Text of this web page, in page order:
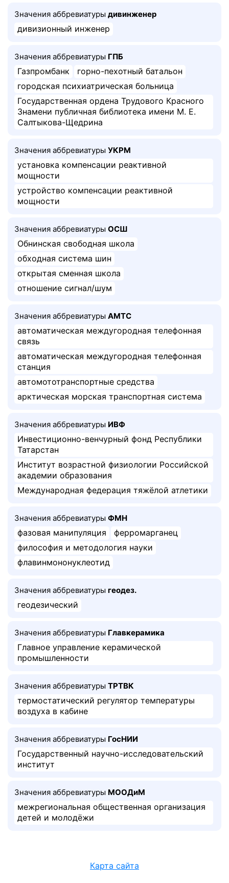
Значения аббревиатуры дивинженер
дивизионный инженер
Значения аббревиатуры ГПБ
Газпромбанк
горно-пехотный батальон
городская психиатрическая больница
Государственная ордена Трудового Красного
Знамени публичная библиотека имени М. Е.
Салтыкова-Щедрина
Значения аббревиатуры УКРМ
установка компенсации реактивной
мощности
устройство компенсации реактивной
мощности
Значения аббревиатуры ОСШ
Обнинская свободная школа
обходная система шин
открытая сменная школа
отношение сигнал/шум
Значения аббревиатуры АМТС
автоматическая междугородная телефонная
связь
автоматическая междугородная телефонная
станция
автомототранспортные средства
арктическая морская транспортная система
Значения аббревиатуры ИВФ
Инвестиционно-венчурный фонд Республики
Татарстан
Институт возрастной физиологии Российской
академии образования
Международная федерация тяжёлой атлетики
Значения аббревиатуры ФМН
фазовая манипуляция
ферромарганец
философия и методология науки
флавинмононуклеотид
Значения аббревиатуры геодез.
геодезический
Значения аббревиатуры Главкерамика
Главное управление керамической
промышленности
Значения аббревиатуры ТРТВК
термостатический регулятор температуры
воздуха в кабине
Значения аббревиатуры ГосНИИ
Государственный научно-исследовательский
институт
Значения аббревиатуры МООДиМ
межрегиональная общественная организация
детей и молодёжи
Карта сайта